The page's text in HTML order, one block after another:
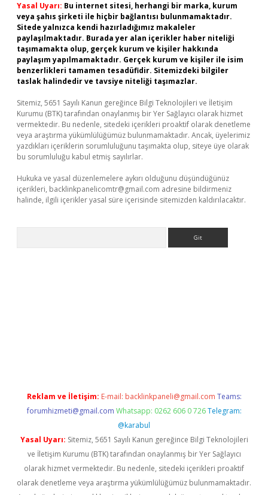
Yasal Uyarı: Bu internet sitesi, herhangi bir marka, kurum
veya şahıs şirketi ile hiçbir bağlantısı bulunmamaktadır.
Sitede yalnızca kendi hazırladığımız makaleler
paylaşılmaktadır. Burada yer alan içerikler haber niteliği
taşımamakta olup, gerçek kurum ve kişiler hakkında
paylaşım yapılmamaktadır. Gerçek kurum ve kişiler ile isim
benzerlikleri tamamen tesadüfidir. Sitemizdeki bilgiler
taslak halindedir ve tavsiye niteliği taşımazlar.
Sitemiz, 5651 Sayılı Kanun gereğince Bilgi Teknolojileri ve İletişim
Kurumu (BTK) tarafından onaylanmış bir Yer Sağlayıcı olarak hizmet
vermektedir. Bu nedenle, sitedeki içerikleri proaktif olarak denetleme
veya araştırma yükümlülüğümüz bulunmamaktadır. Ancak, üyelerimiz
yazdıkları içeriklerin sorumluluğunu taşımakta olup, siteye üye olarak
bu sorumluluğu kabul etmiş sayılırlar.
Hukuka ve yasal düzenlemelere aykırı olduğunu düşündüğünüz
içerikleri, backlinkpanelicomtr@gmail.com adresine bildirmeniz
halinde, ilgili içerikler yasal süre içerisinde sitemizden kaldırılacaktır.
Reklam ve İletişim: E-mail: backlinkpaneli@gmail.com Teams:
forumhizmeti@gmail.com Whatsapp: 0262 606 0 726 Telegram:
@karabul
Yasal Uyarı: Sitemiz, 5651 Sayılı Kanun gereğince Bilgi Teknolojileri
ve İletişim Kurumu (BTK) tarafından onaylanmış bir Yer Sağlayıcı
olarak hizmet vermektedir. Bu nedenle, sitedeki içerikleri proaktif
olarak denetleme veya araştırma yükümlülüğümüz bulunmamaktadır.